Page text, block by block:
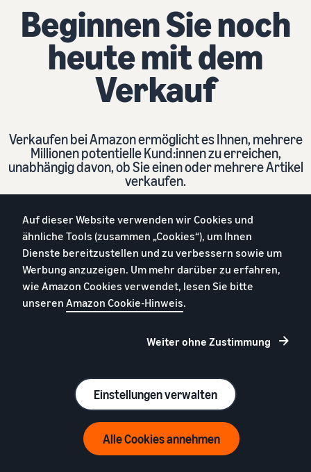
Beginnen Sie noch
heute mit dem
Verkauf
Verkaufen bei Amazon ermöglicht es Ihnen, mehrere
Millionen potentielle Kund:innen zu erreichen,
unabhängig davon, ob Sie einen oder mehrere Artikel
verkaufen.
Registrieren
39 € (exkl. USt.) pro Monat + Verkaufsgebühren
Deutsch
Germany
Auf dieser Website verwenden wir Cookies und
ähnliche Tools (zusammen „Cookies“), um Ihnen
Dienste bereitzustellen und zu verbessern sowie um
Werbung anzuzeigen. Um mehr darüber zu erfahren,
wie Amazon Cookies verwendet, lesen Sie bitte
unseren Amazon Cookie-Hinweis.
Weiter ohne Zustimmung
Einstellungen verwalten
Alle Cookies annehmen